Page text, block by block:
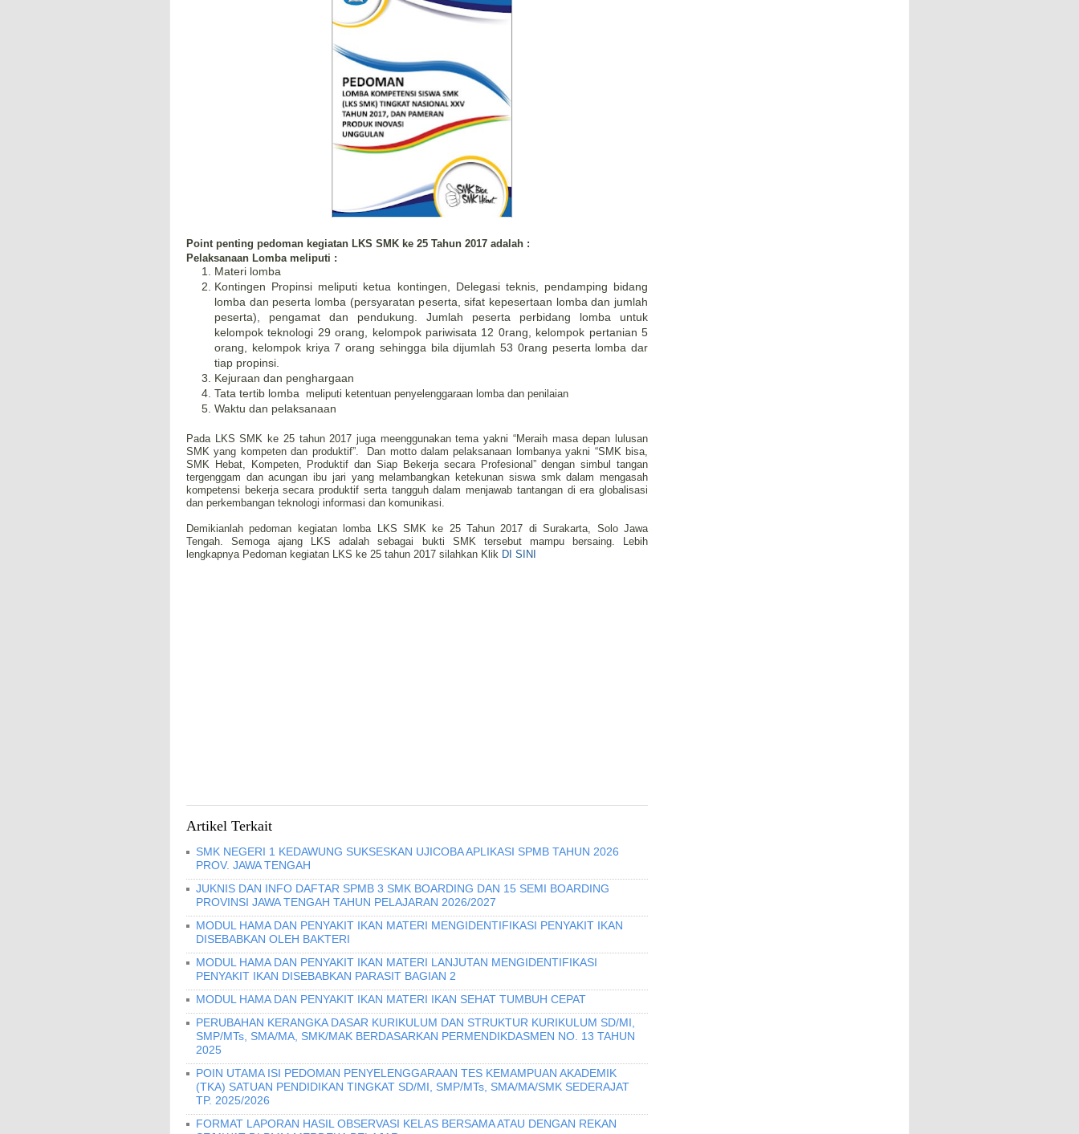
Point penting pedoman kegiatan LKS SMK ke 25 Tahun 2017 adalah :
Pelaksanaan Lomba meliputi :
Materi lomba
Kontingen Propinsi meliputi ketua kontingen, Delegasi teknis, pendamping bidang
lomba dan peserta lomba (persyaratan peserta, sifat kepesertaan lomba dan jumlah
peserta), pengamat dan pendukung. Jumlah peserta perbidang lomba untuk
kelompok teknologi 29 orang, kelompok pariwisata 12 0rang, kelompok pertanian 5
orang, kelompok kriya 7 orang sehingga bila dijumlah 53 0rang peserta lomba dar
tiap propinsi.
Kejuraan dan penghargaan
Tata tertib lomba meliputi ketentuan penyelenggaraan lomba dan penilaian
Waktu dan pelaksanaan
Pada LKS SMK ke 25 tahun 2017 juga meenggunakan tema yakni “Meraih masa depan lulusan
SMK yang kompeten dan produktif”. Dan motto dalam pelaksanaan lombanya yakni “SMK bisa,
SMK Hebat, Kompeten, Produktif dan Siap Bekerja secara Profesional” dengan simbul tangan
tergenggam dan acungan ibu jari yang melambangkan ketekunan siswa smk dalam mengasah
kompetensi bekerja secara produktif serta tangguh dalam menjawab tantangan di era globalisasi
dan perkembangan teknologi informasi dan komunikasi.
Demikianlah pedoman kegiatan lomba LKS SMK ke 25 Tahun 2017 di Surakarta, Solo Jawa
Tengah. Semoga ajang LKS adalah sebagai bukti SMK tersebut mampu bersaing. Lebih
lengkapnya Pedoman kegiatan LKS ke 25 tahun 2017 silahkan Klik DI SINI
Artikel Terkait
SMK NEGERI 1 KEDAWUNG SUKSESKAN UJICOBA APLIKASI SPMB TAHUN 2026
PROV. JAWA TENGAH
JUKNIS DAN INFO DAFTAR SPMB 3 SMK BOARDING DAN 15 SEMI BOARDING
PROVINSI JAWA TENGAH TAHUN PELAJARAN 2026/2027
MODUL HAMA DAN PENYAKIT IKAN MATERI MENGIDENTIFIKASI PENYAKIT IKAN
DISEBABKAN OLEH BAKTERI
MODUL HAMA DAN PENYAKIT IKAN MATERI LANJUTAN MENGIDENTIFIKASI
PENYAKIT IKAN DISEBABKAN PARASIT BAGIAN 2
MODUL HAMA DAN PENYAKIT IKAN MATERI IKAN SEHAT TUMBUH CEPAT
PERUBAHAN KERANGKA DASAR KURIKULUM DAN STRUKTUR KURIKULUM SD/MI,
SMP/MTs, SMA/MA, SMK/MAK BERDASARKAN PERMENDIKDASMEN NO. 13 TAHUN
2025
POIN UTAMA ISI PEDOMAN PENYELENGGARAAN TES KEMAMPUAN AKADEMIK
(TKA) SATUAN PENDIDIKAN TINGKAT SD/MI, SMP/MTs, SMA/MA/SMK SEDERAJAT
TP. 2025/2026
FORMAT LAPORAN HASIL OBSERVASI KELAS BERSAMA ATAU DENGAN REKAN